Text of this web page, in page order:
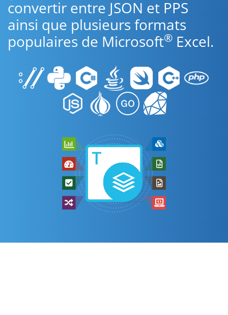
convertir entre JSON et PPS
ainsi que plusieurs formats
populaires de Microsoft® Excel.